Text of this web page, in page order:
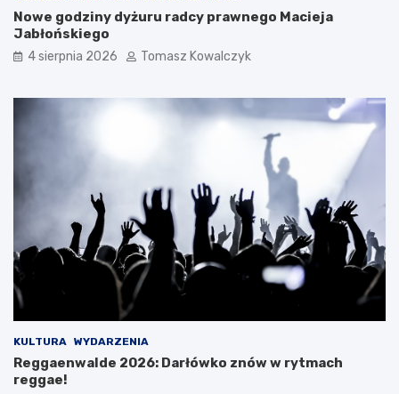
Nowe godziny dyżuru radcy prawnego Macieja
Jabłońskiego
4 sierpnia 2026 Tomasz Kowalczyk
KULTURA WYDARZENIA
Reggaenwalde 2026: Darłówko znów w rytmach
reggae!